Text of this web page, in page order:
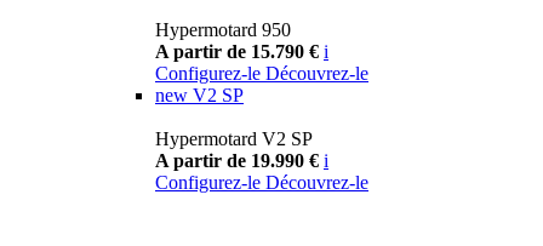
Hypermotard 950
A partir de 15.790 € i
Configurez-le Découvrez-le
new V2 SP
Hypermotard V2 SP
A partir de 19.990 € i
Configurez-le Découvrez-le